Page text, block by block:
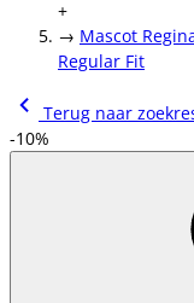
+
→ Mascot
Regular Fit
Terug naar
-10%